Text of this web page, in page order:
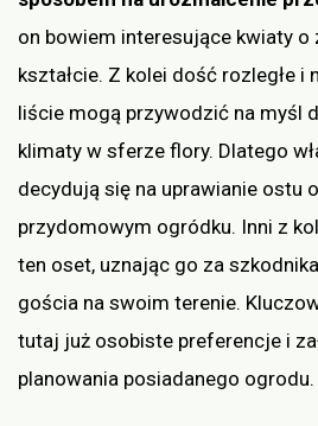
on bowiem interesujące kwiaty o
kształcie. Z kolei dość rozległe i
liście mogą przywodzić na myśl
klimaty w sferze flory. Dlatego
decydują się na uprawianie ostu
przydomowym ogródku. Inni z
ten oset, uznając go za
gościa na swoim terenie.
tutaj już osobiste preferencje i
planowania posiadanego ogrodu.